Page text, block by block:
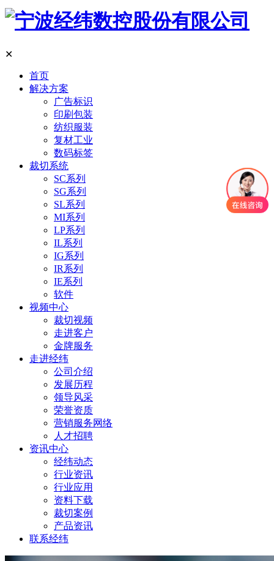
✕
首页
解决方案
广告标识
印刷包装
纺织服装
复材工业
数码标签
裁切系统
SC系列
SG系列
SL系列
MI系列
LP系列
IL系列
IG系列
IR系列
IE系列
软件
视频中心
裁切视频
走进客户
金牌服务
走进经纬
公司介绍
发展历程
领导风采
荣誉资质
营销服务网络
人才招聘
资讯中心
经纬动态
行业资讯
行业应用
资料下载
裁切案例
产品资讯
联系经纬